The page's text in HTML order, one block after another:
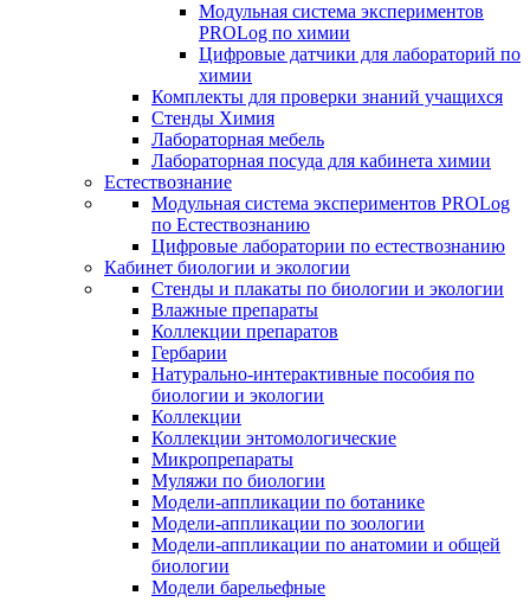
Модульная система экспериментов
PROLog по химии
Цифровые датчики для лабораторий по
химии
Комплекты для проверки знаний учащихся
Стенды Химия
Лабораторная мебель
Лабораторная посуда для кабинета химии
Естествознание
Модульная система экспериментов PROLog
по Естествознанию
Цифровые лаборатории по естествознанию
Кабинет биологии и экологии
Стенды и плакаты по биологии и экологии
Влажные препараты
Коллекции препаратов
Гербарии
Натурально-интерактивные пособия по
биологии и экологии
Коллекции
Коллекции энтомологические
Микропрепараты
Муляжи по биологии
Модели-аппликации по ботанике
Модели-аппликации по зоологии
Модели-аппликации по анатомии и общей
биологии
Модели барельефные